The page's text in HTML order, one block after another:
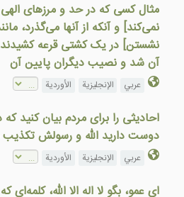
مثال کسی که در حد و مرزهای الهی
نمی‌کند] و آنکه از آنها می‌گذرد،
نشستن] در یک کشتی قرعه
آن شد و نصیب دیگران پایین آن
عربي الإنجليزية الأوردية
احاديثی را برای مردم بيان کنيد
دوست داريد الله و رسولش
عربي الإنجليزية الأوردية
ای عمو، بگو لا اله الا الله، کلمه‌ای